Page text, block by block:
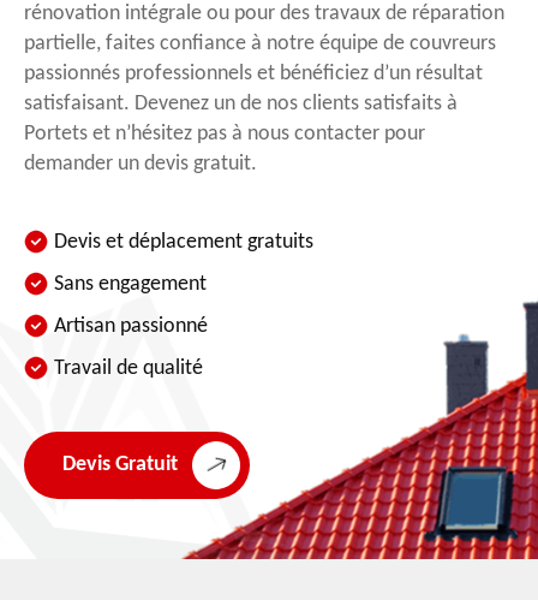
rénovation intégrale ou pour des travaux de réparation
partielle, faites confiance à notre équipe de couvreurs
passionnés professionnels et bénéficiez d’un résultat
satisfaisant. Devenez un de nos clients satisfaits à
Portets et n’hésitez pas à nous contacter pour
demander un devis gratuit.
Devis et déplacement gratuits
Sans engagement
Artisan passionné
Travail de qualité
Devis Gratuit